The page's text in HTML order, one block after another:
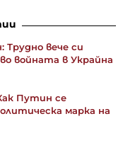
вече си
войната в Украйна
Путин се
марка на